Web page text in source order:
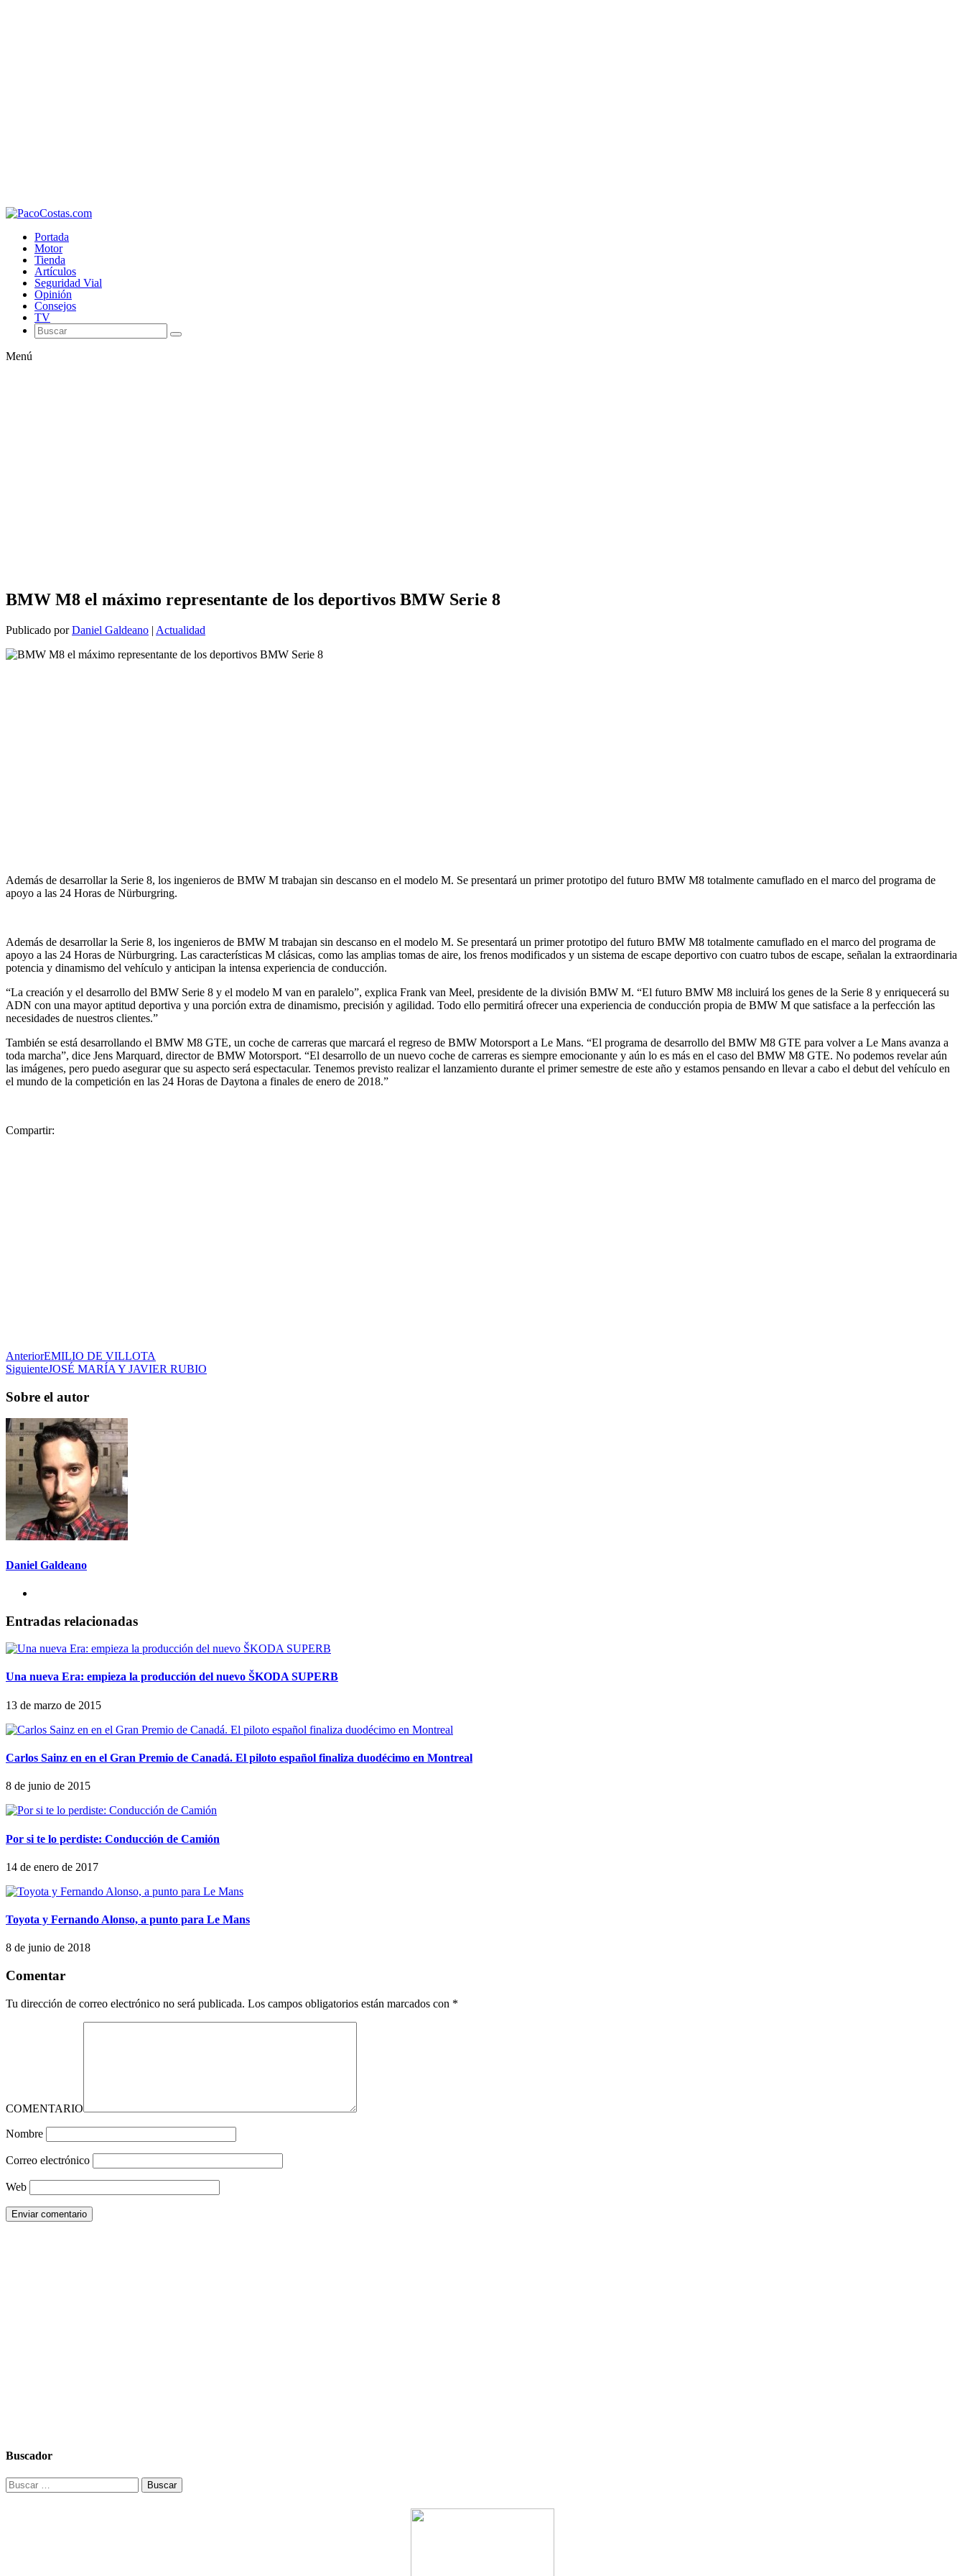
Portada
Motor
Tienda
Artículos
Seguridad Vial
Opinión
Consejos
TV
Menú
BMW M8 el máximo representante de los deportivos BMW Serie 8
Publicado porDaniel Galdeano | Actualidad
Además de desarrollar la Serie 8, los ingenieros de BMW M trabajan sin descanso en el modelo M. Se presentará un primer prototipo del futuro BMW M8 totalmente camuflado en el marco del programa de
apoyo a las 24 Horas de Nürburgring.
Además de desarrollar la Serie 8, los ingenieros de BMW M trabajan sin descanso en el modelo M. Se presentará un primer prototipo del futuro BMW M8 totalmente camuflado en el marco del programa de
apoyo a las 24 Horas de Nürburgring. Las características M clásicas, como las amplias tomas de aire, los frenos modificados y un sistema de escape deportivo con cuatro tubos de escape, señalan la extraordinaria
potencia y dinamismo del vehículo y anticipan la intensa experiencia de conducción.
“La creación y el desarrollo del BMW Serie 8 y el modelo M van en paralelo”, explica Frank van Meel, presidente de la división BMW M. “El futuro BMW M8 incluirá los genes de la Serie 8 y enriquecerá su
ADN con una mayor aptitud deportiva y una porción extra de dinamismo, precisión y agilidad. Todo ello permitirá ofrecer una experiencia de conducción propia de BMW M que satisface a la perfección las
necesidades de nuestros clientes.”
También se está desarrollando el BMW M8 GTE, un coche de carreras que marcará el regreso de BMW Motorsport a Le Mans. “El programa de desarrollo del BMW M8 GTE para volver a Le Mans avanza a
toda marcha”, dice Jens Marquard, director de BMW Motorsport. “El desarrollo de un nuevo coche de carreras es siempre emocionante y aún lo es más en el caso del BMW M8 GTE. No podemos revelar aún
las imágenes, pero puedo asegurar que su aspecto será espectacular. Tenemos previsto realizar el lanzamiento durante el primer semestre de este año y estamos pensando en llevar a cabo el debut del vehículo en
el mundo de la competición en las 24 Horas de Daytona a finales de enero de 2018.”
Compartir:
AnteriorEMILIO DE VILLOTA
SiguienteJOSÉ MARÍA Y JAVIER RUBIO
Sobre el autor
Daniel Galdeano
Entradas relacionadas
Una nueva Era: empieza la producción del nuevo ŠKODA SUPERB
13 de marzo de 2015
Carlos Sainz en en el Gran Premio de Canadá. El piloto español finaliza duodécimo en Montreal
8 de junio de 2015
Por si te lo perdiste: Conducción de Camión
14 de enero de 2017
Toyota y Fernando Alonso, a punto para Le Mans
8 de junio de 2018
Comentar
Tu dirección de correo electrónico no será publicada. Los campos obligatorios están marcados con *
COMENTARIO
Nombre
Correo electrónico
Web
Buscador
Buscar: